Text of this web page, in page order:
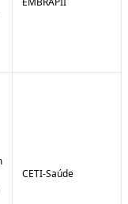
CETI-Saúde